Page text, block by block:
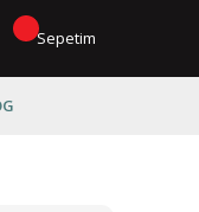
Sepetim